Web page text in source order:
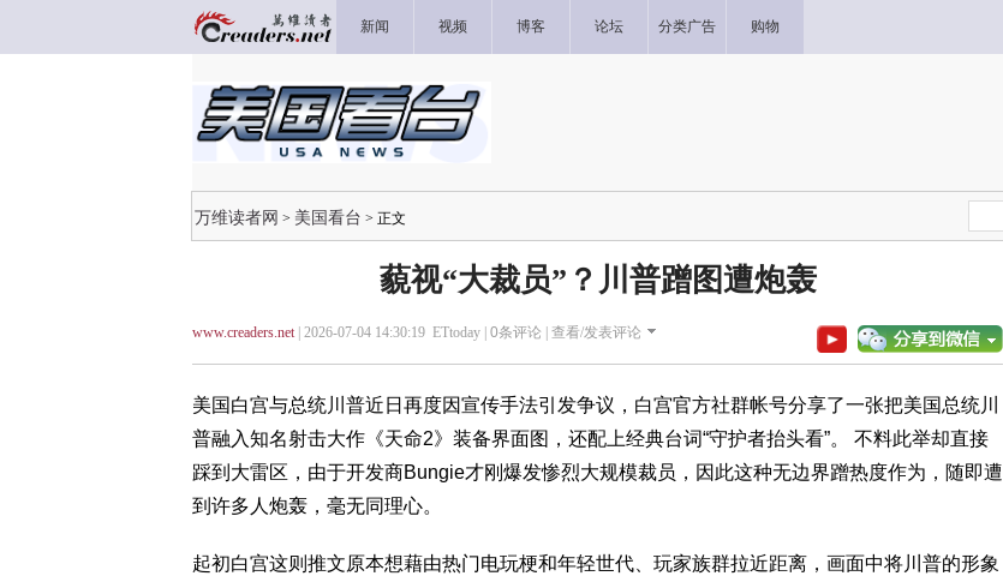
新闻 视频 博客 论坛 分类广告 购物
万维读者网 > 美国看台 > 正文
藐视“大裁员”？川普蹭图遭炮轰
www.creaders.net| 2026-07-04 14:30:19 ETtoday | 0条评论 | 查看/发表评论
美国白宫与总统川普近日再度因宣传手法引发争议，白宫官方社群帐号分享了一张把美国总统川
普融入知名射击大作《天命2》装备界面图，还配上经典台词“守护者抬头看”。 不料此举却直接
踩到大雷区，由于开发商Bungie才刚爆发惨烈大规模裁员，因此这种无边界蹭热度作为，随即遭
到许多人炮轰，毫无同理心。
起初白宫这则推文原本想藉由热门电玩梗和年轻世代、玩家族群拉近距离，画面中将川普的形象